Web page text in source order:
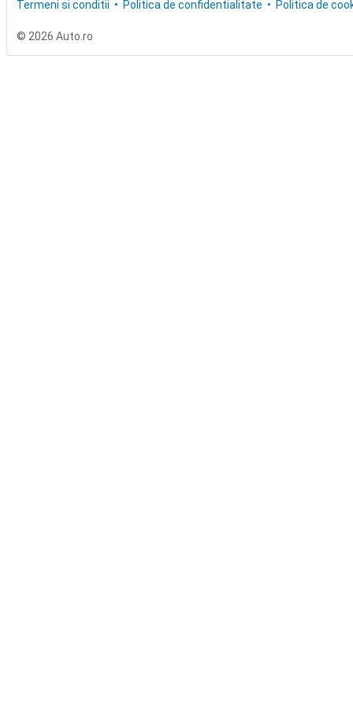
Termeni si conditii Politica de confidentialitate Politica de
© 2026 Auto.ro